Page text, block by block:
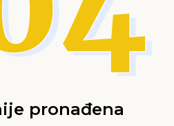
pronađena